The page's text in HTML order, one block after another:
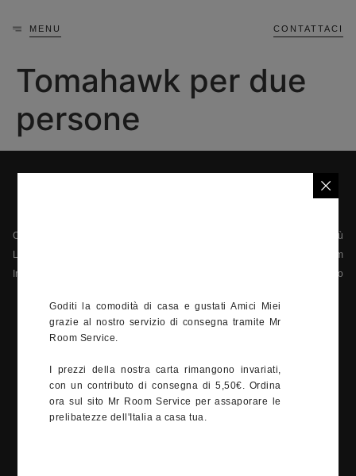
MENU CONTATTACI
Tomahawk per due
persone
Chi siamo
La privacy
Informazioni legali
Menù
Il team
Contatto
42 Quai Jean-Charles Rey, 98000 Monaco
+377 92 05 92 14
12:00-15:00, 19:00-23:00
venti Monaco 2022
Goditi la comodità di casa e gustati Amici Miei
grazie al nostro servizio di consegna tramite Mr
Room Service.
I prezzi della nostra carta rimangono invariati,
con un contributo di consegna di 5,50€. Ordina
ora sul sito Mr Room Service per assaporare le
prelibatezze dell'Italia a casa tua.